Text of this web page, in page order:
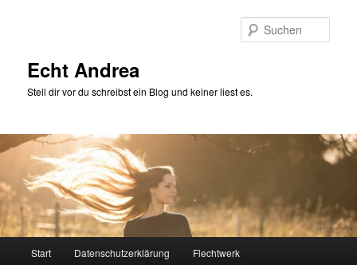
Echt Andrea
Stell dir vor du schreibst ein Blog und keiner liest es.
Start Datenschutzerklärung Flechtwerk